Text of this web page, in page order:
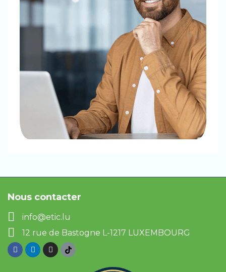
Nous contacter
info@etic.lu
12 rue de Bastogne L-1217 LUXEMBOURG